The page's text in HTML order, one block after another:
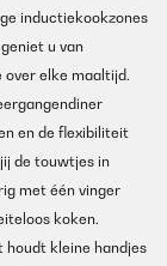
inductiekookzones
u van
elke maaltijd.
en de flexibiliteit
de touwtjes in
met één vinger
koken.
houdt kleine handjes